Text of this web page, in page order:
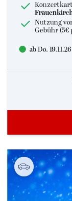
Nutzung
Gebühr (5€
ab Do. 19.11.26